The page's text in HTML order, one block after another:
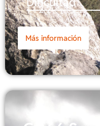
1-1-2-2
Más información